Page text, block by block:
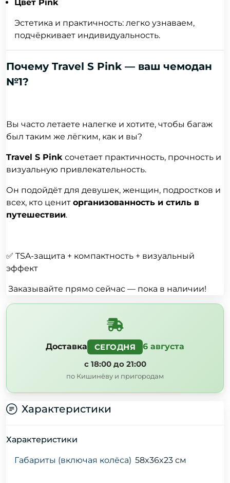
Цвет Pink
Эстетика и практичность: легко узнаваем,
подчёркивает индивидуальность.
Почему Travel S Pink — ваш чемодан
№1?
Вы часто летаете налегке и хотите, чтобы багаж
был таким же лёгким, как и вы?
Travel S Pink сочетает практичность, прочность и
визуальную привлекательность.
Он подойдёт для девушек, женщин, подростков и
всех, кто ценит организованность и стиль в
путешествии.
✅ TSA-защита + компактность + визуальный
эффект
Заказывайте прямо сейчас — пока в наличии!
Доставка СЕГОДНЯ
6 августа
с 18:00 до 21:00
по Кишинёву и пригородам
Характеристики
Характеристики
Габариты (включая колёса) 58x36x23 см